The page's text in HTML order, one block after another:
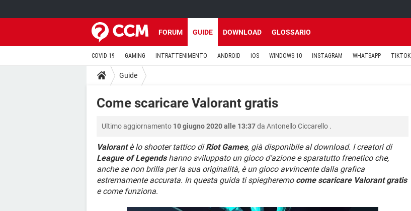
FORUM GUIDE DOWNLOAD GLOSSARIO
COVID-19 GAMING INTRATTENIMENTO ANDROID iOS WINDOWS 10 INSTAGRAM WHATSAPP TIKTOK
Guide
Come scaricare Valorant gratis
Ultimo aggiornamento 10 giugno 2020 alle 13:37da Antonello Ciccarello .
Valorantè lo shooter tattico diRiot Games, già disponibile al download. I creatori di
League of Legendshanno sviluppato un gioco d’azione e sparatutto frenetico che,
anche se non brilla per la sua originalità, è un gioco avvincente dalla grafica
estremamente accurata. In questa guida ti spiegheremo come scaricare Valorant gratis
e come funziona.